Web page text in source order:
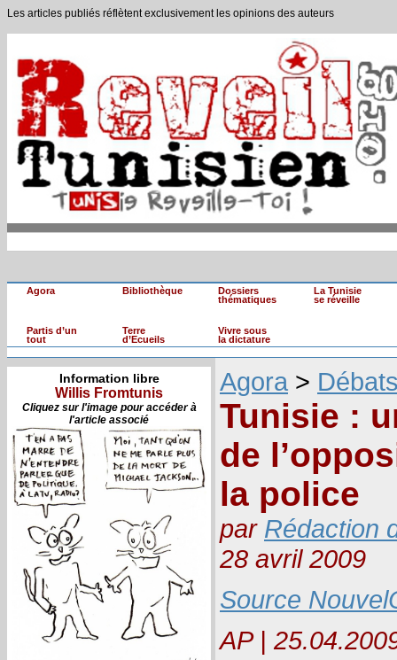
Les articles publiés réflètent exclusivement les opinions des auteurs
Agora Bibliothèque
Dossiers
thématiques
La Tunisie
se réveille
Partis d’un
tout
Terre
d’Ecueils
Vivre sous
la dictature
Information libre
Willis Fromtunis
Cliquez sur l'image pour accéder à
l'article associé
Agora >
Tunisie :
de
la police
par Rédaction
28 avril 2009
Source
AP |